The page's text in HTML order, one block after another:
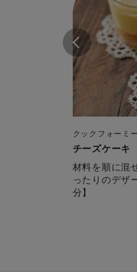
クックフォーミ
チーズケーキ
材料を順に混
ったりのデザートです
分】